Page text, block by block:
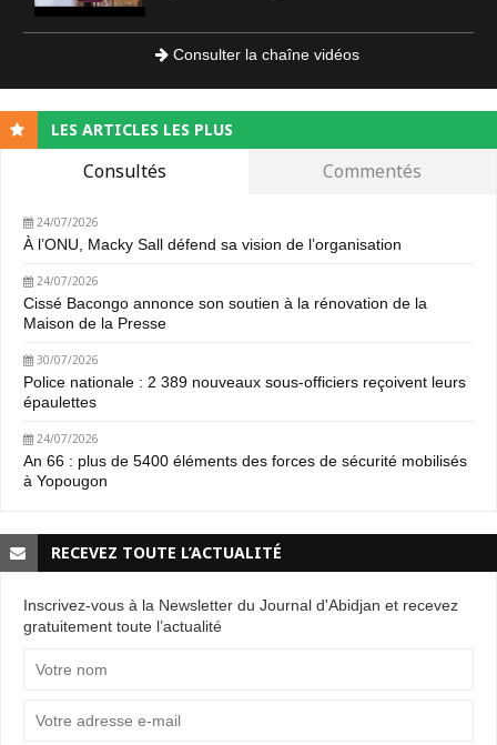
Consulter la chaîne vidéos
LES ARTICLES LES PLUS
Consultés Commentés
24/07/2026
À l’ONU, Macky Sall défend sa vision de l’organisation
24/07/2026
Cissé Bacongo annonce son soutien à la rénovation de la
Maison de la Presse
30/07/2026
Police nationale : 2 389 nouveaux sous-officiers reçoivent leurs
épaulettes
24/07/2026
An 66 : plus de 5400 éléments des forces de sécurité mobilisés
à Yopougon
RECEVEZ TOUTE L’ACTUALITÉ
Inscrivez-vous à la Newsletter du Journal d'Abidjan et recevez
gratuitement toute l’actualité